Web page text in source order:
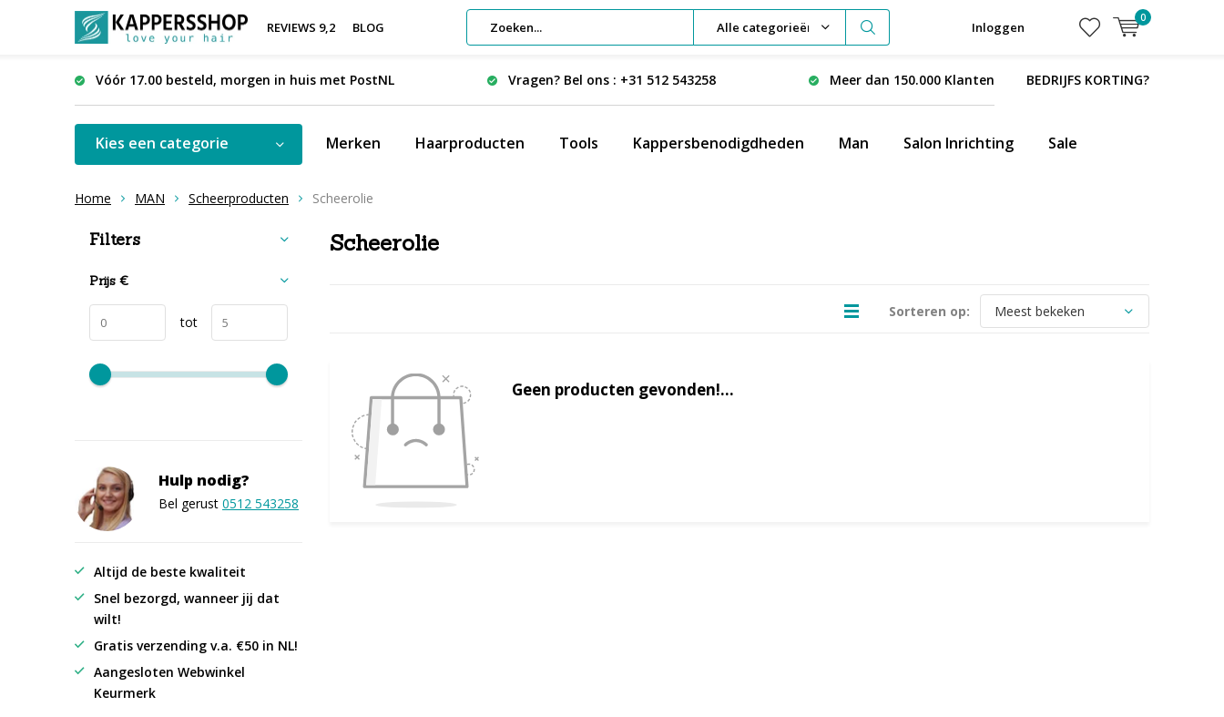
REVIEWS 9,2 BLOG Alle categorieën Inloggen
0
Vóór 17.00 besteld, morgen in huis met PostNL Vragen? Bel ons : +31 512 543258 Meer dan 150.000 Klanten BEDRIJFS KORTING?
Kies een categorie Merken Haarproducten Tools Kappersbenodigdheden Man Salon Inrichting Sale
Home MAN Scheerproducten Scheerolie
Scheerolie
Sorteren op:
Geen producten gevonden!...
Sorteren op:
Filters
Prijs €
tot
Hulp nodig?
Bel gerust 0512 543258
Altijd de beste kwaliteit
Snel bezorgd, wanneer jij dat
wilt!
Gratis verzending v.a. €50 in NL!
Aangesloten Webwinkel
Keurmerk